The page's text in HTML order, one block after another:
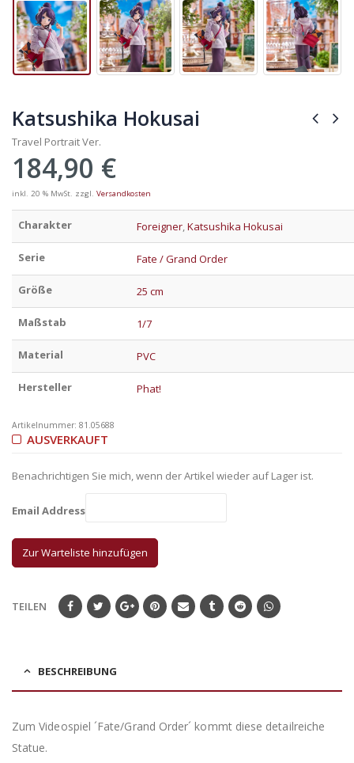
Katsushika Hokusai
Travel Portrait Ver.
184,90 €
inkl. 20 % MwSt. zzgl. Versandkosten
Charakter Foreigner,Katsushika Hokusai
Serie Fate / Grand Order
Größe 25 cm
Maßstab 1/7
Material PVC
Hersteller Phat!
Artikelnummer: 81.05688
AUSVERKAUFT
Benachrichtigen Sie mich, wenn der Artikel wieder auf Lager ist.
Email Address
TEILEN
BESCHREIBUNG
Zum Videospiel ´Fate/Grand Order´ kommt diese detailreiche
Statue.